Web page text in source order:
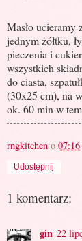
Masło ucieramy
jednym żółtku,
pieczenia i
wszystkich
do ciasta,
(30x25 cm), na
ok. 60 min w
rngkitchen o 07:16
Udostępnij
1 komentarz:
gin 22